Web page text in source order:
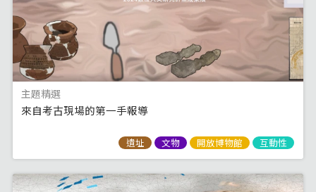
主題精選
來自考古現場的第一手報導
遺址 文物 開放博物館 互動性